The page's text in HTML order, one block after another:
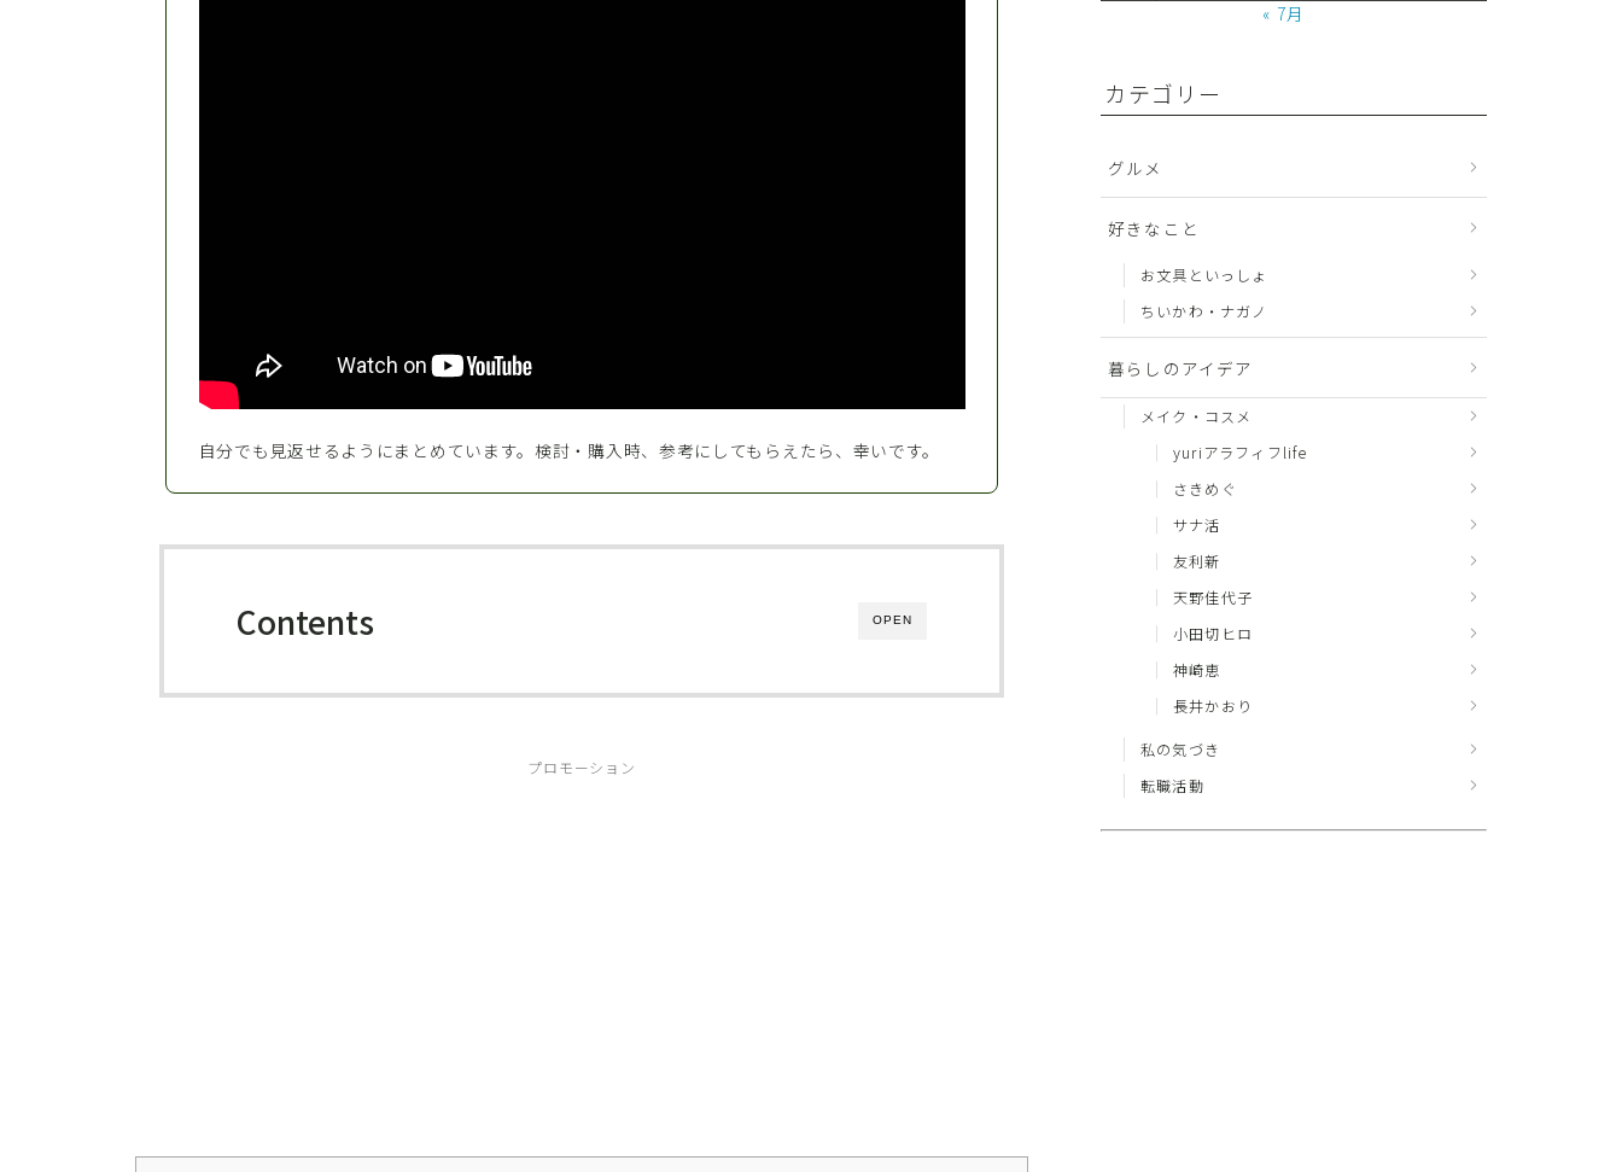
自分でも見返せるようにまとめています。検討・購入時、参考にしてもらえたら、幸いです。
OPEN
Contents
プロモーション
« 7月
カテゴリー
グルメ
好きなこと
お文具といっしょ
ちいかわ・ナガノ
暮らしのアイデア
メイク・コスメ
yuriアラフィフlife
さきめぐ
サナ活
友利新
天野佳代子
小田切ヒロ
神崎恵
長井かおり
私の気づき
転職活動